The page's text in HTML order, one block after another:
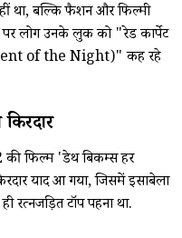
था, बल्कि फैशन और फिल्मी
लोग उनके लुक को "रेड कार्पेट
of the Night)" कह रहे
की फिल्म 'डेथ बिकम्स हर
याद आ गया, जिसमें इसाबेला
टॉप पहना था.